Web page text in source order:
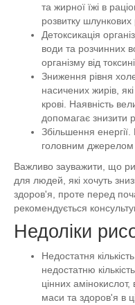
та жирної їжі в
розвитку шлункових
Детоксикація
води та розчинних
організму від
Зниження рівня
насичених жирів,
крові. Наявність
допомагає знизити
Збільшення енергії.
головним джерелом
Важливо зауважити, що
для людей, які хочуть
здоров'я, проте перед
рекомендується
Недоліки
Недостатня
недостатню
цінних
маси та здоров'я в